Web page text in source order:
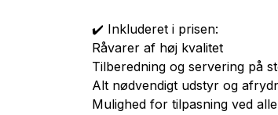
✔️ Inkluderet i prisen:
Råvarer af høj kvalitet
Tilberedning og servering på
Alt nødvendigt udstyr og
Mulighed for tilpasning ved